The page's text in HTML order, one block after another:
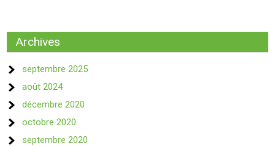
Archives
septembre 2025
août 2024
décembre 2020
octobre 2020
septembre 2020